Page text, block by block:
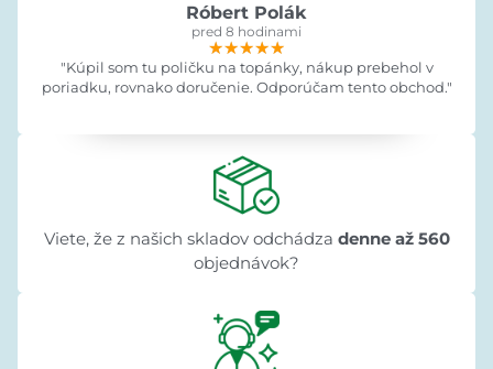
Róbert Polák
pred 8 hodinami
★★★★★
★★★★★
★★★★★
"Kúpil som tu poličku na topánky, nákup prebehol v
poriadku, rovnako doručenie. Odporúčam tento obchod."
Viete, že z našich skladov odchádza denne až 560
objednávok?